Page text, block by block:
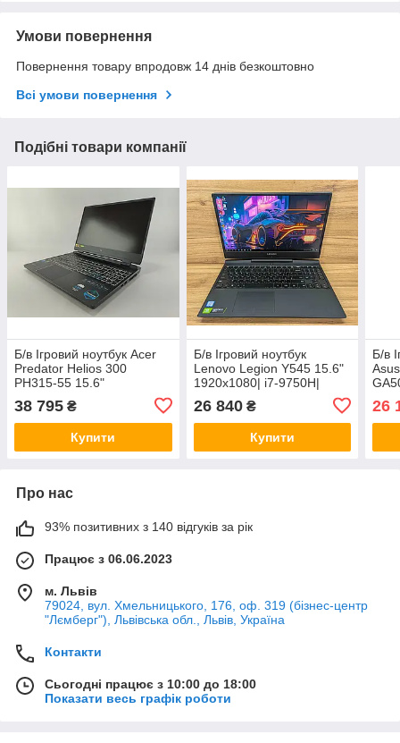
Умови повернення
Повернення товару впродовж 14 днів безкоштовно
Всі умови повернення
Подібні товари компанії
Б/в Ігровий ноутбук Acer
Predator Helios 300
PH315-55 15.6"
16GB RAM| 512GB SSD|
RTX 3060 6GB
38 795 ₴
Купити
Б/в Ігровий ноутбук
Lenovo Legion Y545 15.6"
1920x1080| i7-9750H|
16GB RAM| 512GB SSD|
GTX 1660 Ti 6GB
26 840₴
Купити
Б/в
26
Про нас
93% позитивних з 140 відгуків за рік
Працює з 06.06.2023
м. Львів
79024, вул. Хмельницького, 176, оф. 319 (бізнес-центр
"Лємберг"), Львівська обл., Львів, Україна
Контакти
Сьогодні працює з 10:00 до 18:00
Показати весь графік роботи